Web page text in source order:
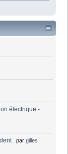
électrique -
. pargilles